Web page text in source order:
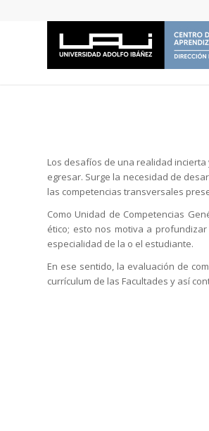
Los desafíos de una realidad
egresar. Surge la necesidad de
las competencias transversales
Como Unidad de Competencias
ético; esto nos motiva a
especialidad de la o el estudiante.
En ese sentido, la evaluación de
currículum de las Facultades y así